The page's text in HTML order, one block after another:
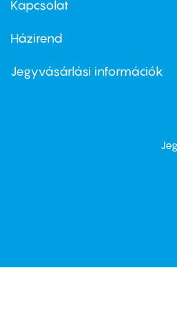
Kapcsolat
Footer
second
Házirend
Jegyvásárlási információk